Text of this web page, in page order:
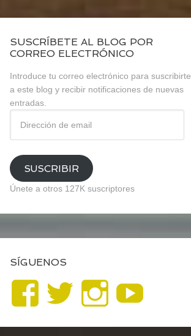
SUSCRÍBETE AL BLOG POR
CORREO ELECTRÓNICO
Introduce tu correo electrónico para suscribirte
a este blog y recibir notificaciones de nuevas
entradas.
email
SUSCRIBIR
Únete a otros 127K suscriptores
SÍGUENOS
Ver
perfil
Ver
perfil
Ver
perfil